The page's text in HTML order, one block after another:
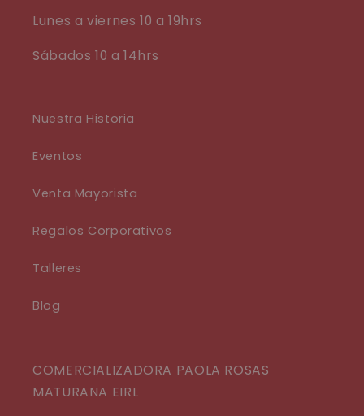
Lunes a viernes 10 a 19hrs
Sábados 10 a 14hrs
Nuestra Historia
Eventos
Venta Mayorista
Regalos Corporativos
Talleres
Blog
COMERCIALIZADORA PAOLA ROSAS
MATURANA EIRL